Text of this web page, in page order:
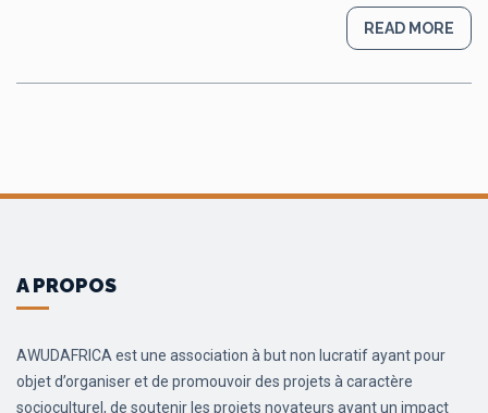
READ MORE
A PROPOS
AWUDAFRICA est une association à but non lucratif ayant pour
objet d’organiser et de promouvoir des projets à caractère
socioculturel, de soutenir les projets novateurs ayant un impact